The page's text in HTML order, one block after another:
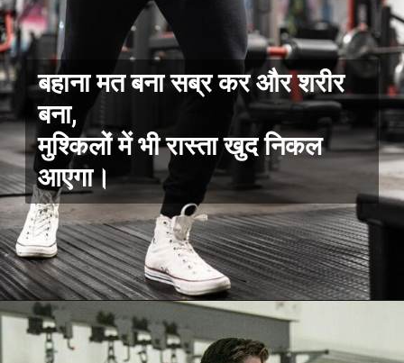
बहाना मत बना सब्र कर और शरीर
बना,
मुश्किलों में भी रास्ता खुद निकल
आएगा।